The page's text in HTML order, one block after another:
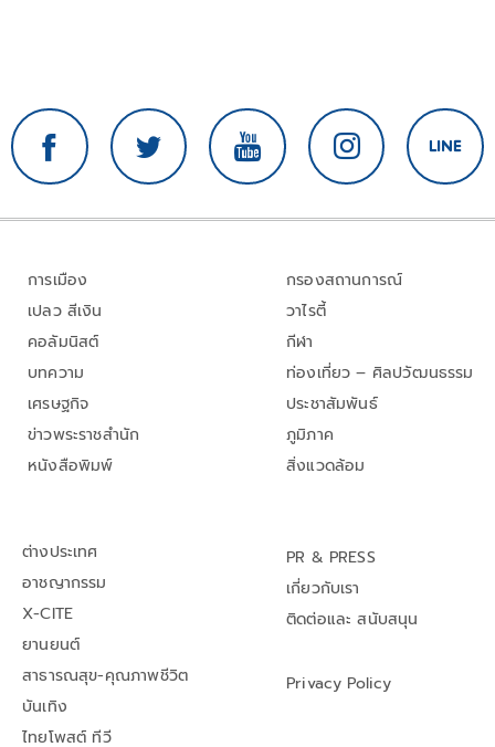
การเมือง
เปลว สีเงิน
คอลัมนิสต์
บทความ
เศรษฐกิจ
ข่าวพระราชสำนัก
หนังสือพิมพ์
กรองสถานการณ์
วาไรตี้
กีฬา
ท่องเที่ยว – ศิลปวัฒนธรรม
ประชาสัมพันธ์
ภูมิภาค
สิ่งแวดล้อม
ต่างประเทศ
อาชญากรรม
X-CITE
ยานยนต์
สาธารณสุข-คุณภาพชีวิต
บันเทิง
ไทยโพสต์ ทีวี
PR & PRESS
เกี่ยวกับเรา
ติดต่อและ สนับสนุน
Privacy Policy